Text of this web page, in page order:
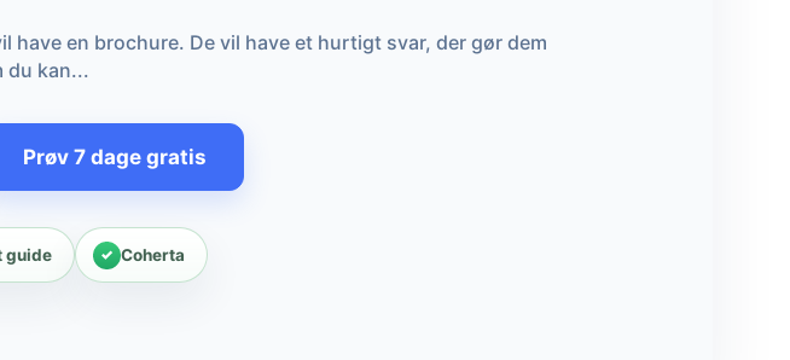
have en brochure. De vil have et hurtigt svar, der gør dem
du kan...
Prøv 7 dage gratis
guide Coherta